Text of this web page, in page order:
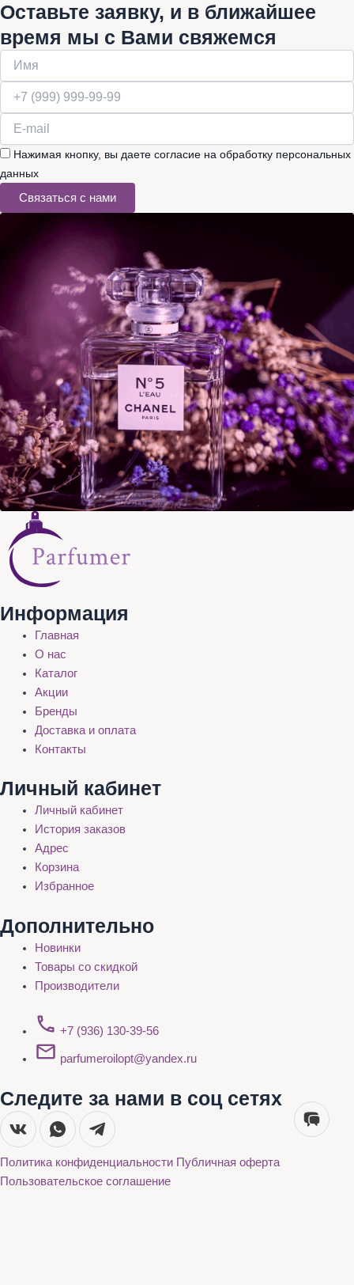
Оставьте заявку, и в ближайшее
время мы с Вами свяжемся
Нажимая кнопку, вы даете согласие на обработку персональных
данных
Связаться с нами
Информация
Главная
О нас
Каталог
Акции
Бренды
Доставка и оплата
Контакты
Личный кабинет
Личный кабинет
История заказов
Адрес
Корзина
Избранное
Дополнительно
Новинки
Товары со скидкой
Производители
+7 (936) 130-39-56
parfumeroilopt@yandex.ru
Следите за нами в соц сетях
Политика конфиденциальности Публичная оферта
Пользовательское соглашение